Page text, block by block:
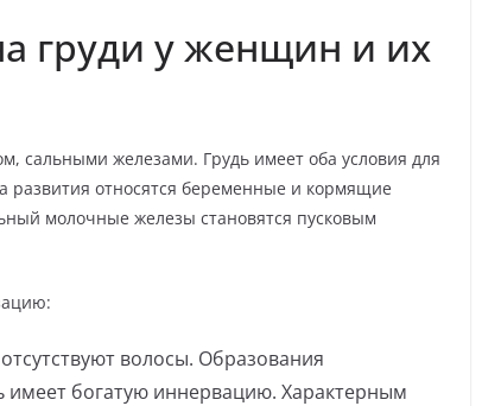
груди у женщин и их
сальными железами. Грудь имеет оба условия для
развития относятся беременные и кормящие
молочные железы становятся пусковым
волосы. Образования
имеет богатую иннервацию. Характерным